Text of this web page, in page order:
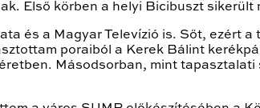
Első körben a helyi Bicibuszt
és a Magyar Televízió is. Sőt, ezért
poraiból a Kerek Bálint
Másodsorban, mint